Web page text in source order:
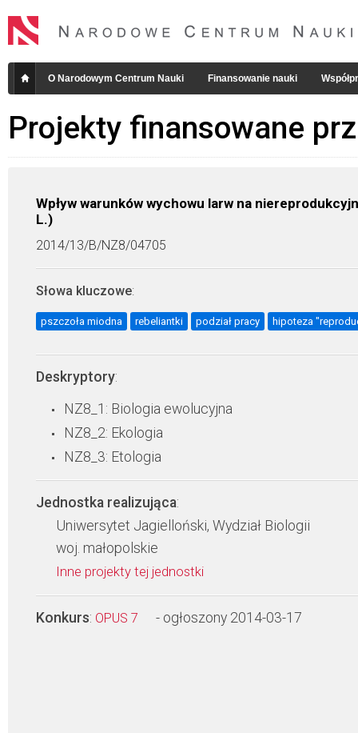
O Narodowym Centrum Nauki Finansowanie nauki
Projekty finansowane
Wpływ warunków wychowu larw na
L.)
2014/13/B/NZ8/04705
Słowa kluczowe:
pszczoła miodna rebeliantki podział pracy hipoteza
Deskryptory:
NZ8_1: Biologia ewolucyjna
NZ8_2: Ekologia
NZ8_3: Etologia
Jednostka realizująca:
Uniwersytet Jagielloński, Wydział Biologii
woj. małopolskie
Inne projekty tej jednostki
Konkurs: OPUS 7 - ogłoszony 2014-03-17